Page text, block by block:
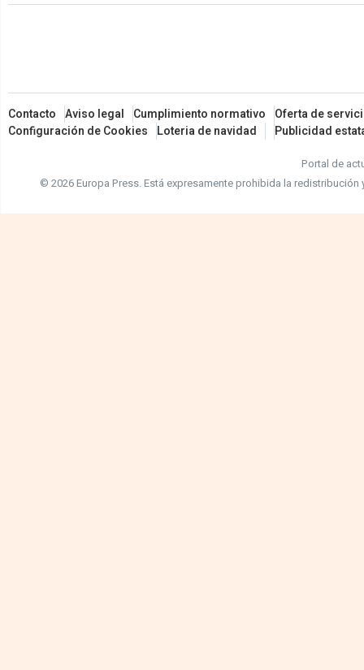
Contacto Aviso legal Cumplimiento normativo
Oferta de
Configuración de Cookies
Loteria de navidad Publicidad
Portal de
© 2026 Europa Press.Está expresamente prohibida la